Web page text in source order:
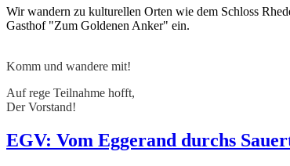
Wir wandern zu kulturellen Orten wie dem Schloss
Gasthof "Zum Goldenen Anker" ein.
Komm und wandere mit!
Auf rege Teilnahme hofft,
Der Vorstand!
EGV: Vom Eggerand durchs